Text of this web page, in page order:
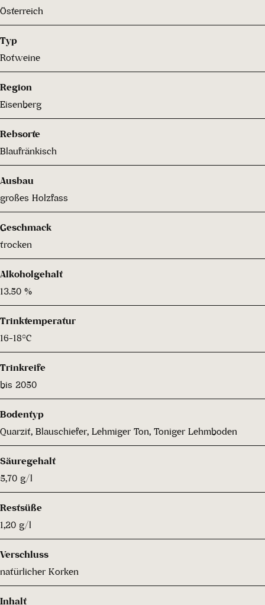
Österreich
Typ
Rotweine
Region
Eisenberg
Rebsorte
Blaufränkisch
Ausbau
großes Holzfass
Geschmack
trocken
Alkoholgehalt
13.50 %
Trinktemperatur
16-18°C
Trinkreife
bis 2050
Bodentyp
Quarzit, Blauschiefer, Lehmiger Ton, Toniger Lehmboden
Säuregehalt
5,70 g/l
Restsüße
1,20 g/l
Verschluss
natürlicher Korken
Inhalt